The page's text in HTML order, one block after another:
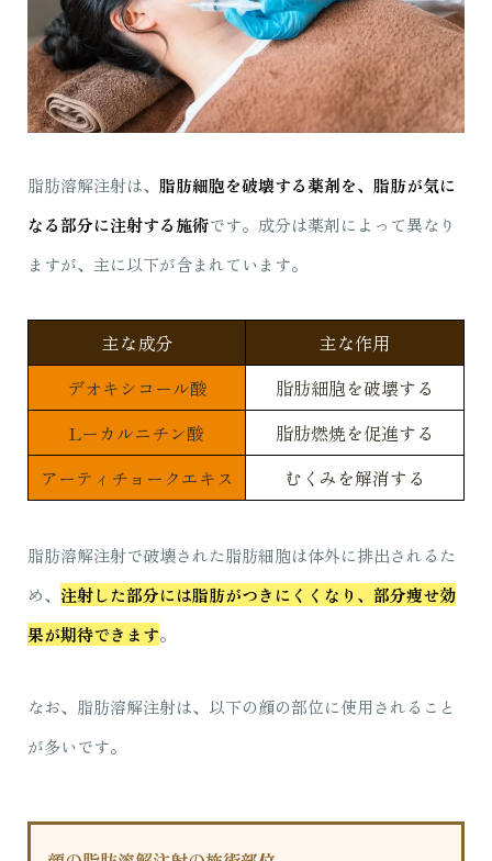
脂肪溶解注射は、 脂肪細胞を破壊する薬剤を、脂肪が気に
なる部分に注射する施術です。成分は薬剤によって異なり
ますが、主に以下が含まれています。
主な成分
主な作用
デオキシコール酸
脂肪細胞を破壊する
Lーカルニチン酸
脂肪燃焼を促進する
アーティチョークエキス
むくみを解消する
脂肪溶解注射で破壊された脂肪細胞は体外に排出されるた
め、 注射した部分には脂肪がつきにくくなり、部分痩せ効
果が期待できます。
なお、脂肪溶解注射は、以下の顔の部位に使用されること
が多いです。